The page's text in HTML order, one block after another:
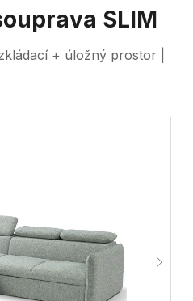
SLIM
+ úložný prostor |